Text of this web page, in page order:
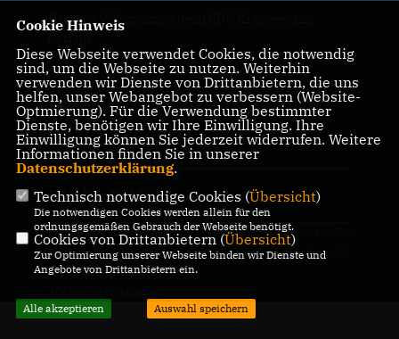
Herzlich Willkommen beim CDU Kreisverband
IMPRESSUM DATENSCHUTZ KONTAKT
CDU Brandenburg
CDU Deutschlands
@2026 CDU Kreisverband
Cottbus
Kreisgeschäftsstelle
Realisation: Sharkness Media
GmbH & Co. KG
Cookie Hinweis
Diese Webseite verwendet Cookies, die notwendig
sind, um die Webseite zu nutzen. Weiterhin
verwenden wir Dienste von Drittanbietern, die uns
helfen, unser Webangebot zu verbessern (Website-
Optmierung). Für die Verwendung bestimmter
Dienste, benötigen wir Ihre Einwilligung. Ihre
Einwilligung können Sie jederzeit widerrufen. Weitere
Informationen finden Sie in unserer
Datenschutzerklärung.
Technisch notwendige Cookies (Übersicht)
Die notwendigen Cookies werden allein für den
ordnungsgemäßen Gebrauch der Webseite benötigt.
Cookies von Drittanbietern (Übersicht)
Zur Optimierung unserer Webseite binden wir Dienste und
Angebote von Drittanbietern ein.
Alle akzeptieren Auswahl speichern